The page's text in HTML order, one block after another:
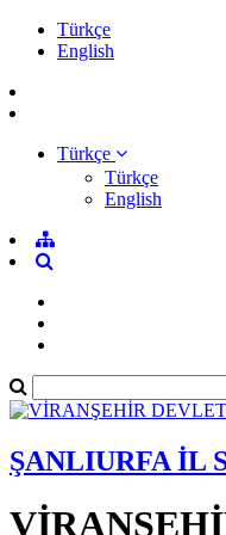
Türkçe
English
Türkçe
Türkçe
English
ŞANLIURFA İL